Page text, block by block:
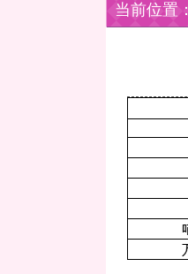
当前位置：